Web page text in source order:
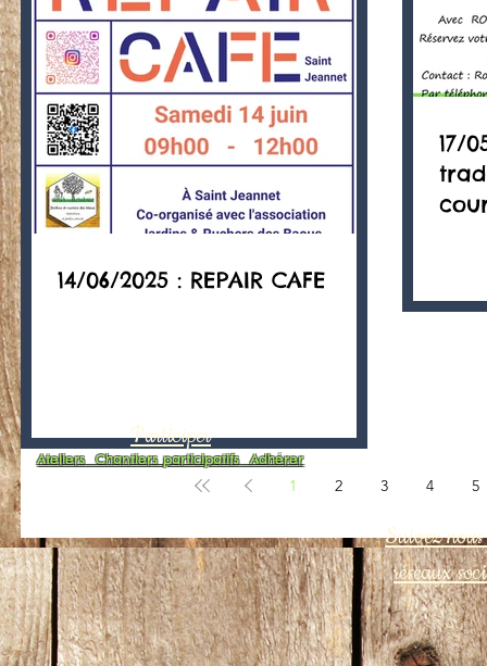
14/06/2025 : REPAIR CAFE
17/
1 2 3 4 5
Participer
AteliersChantiers participatifsAdhérer
Suivez
réseaux